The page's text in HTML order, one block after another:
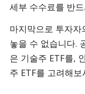
세부 수수료를 반
마지막으로 투자
놓을 수 없습니다.
은 기술주 ETF를,
주 ETF를 고려해